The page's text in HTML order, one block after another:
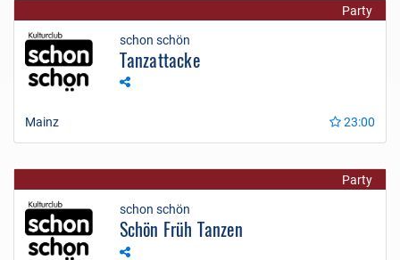
Party
schon schön
Tanzattacke
Mainz 23:00
Party
schon schön
Schön Früh Tanzen